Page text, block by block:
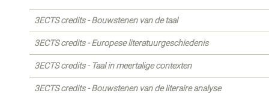
3ECTS credits - Bouwstenen van de taal
3ECTS credits - Europese literatuurgeschiedenis
3ECTS credits - Taal in meertalige contexten
3ECTS credits - Bouwstenen van de literaire analyse